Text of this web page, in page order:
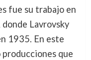
fue su trabajo en
Lavrovsky
1935. En este
que